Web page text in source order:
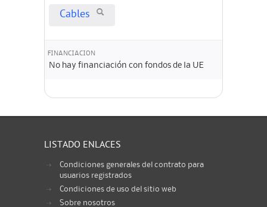
Cables
FINANCIACION
No hay financiación con fondos de la UE
LISTADO ENLACES
Condiciones generales del contrato para
usuarios registrados
Condiciones de uso del sitio web
Sobre nosotros